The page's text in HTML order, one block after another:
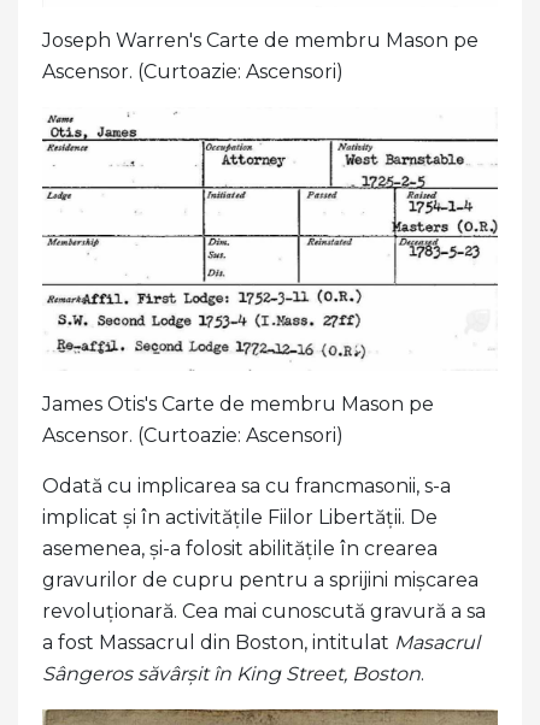
Joseph Warren's Carte de membru Mason pe
Ascensor. (Curtoazie: Ascensori)
James Otis's Carte de membru Mason pe
Ascensor. (Curtoazie: Ascensori)
Odată cu implicarea sa cu francmasonii, s-a
implicat și în activitățile Fiilor Libertății. De
asemenea, și-a folosit abilitățile în crearea
gravurilor de cupru pentru a sprijini mișcarea
revoluționară. Cea mai cunoscută gravură a sa
a fost Massacrul din Boston, intitulat Masacrul
Sângeros săvârșit în King Street, Boston.